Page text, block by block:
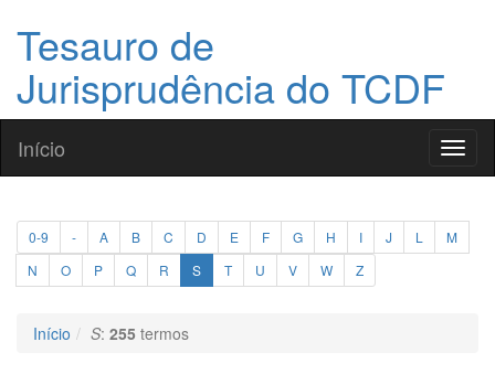
Tesauro de
Jurisprudência do TCDF
Início
0-9 - A B C D E F G H I J L
M
N
O P Q R S T U V W Z
Início S: 255 termos